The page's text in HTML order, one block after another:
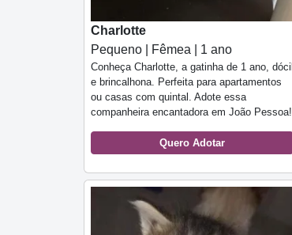
Charlotte
Pequeno | Fêmea | 1 ano
Conheça Charlotte, a gatinha de 1 ano, dócil
e brincalhona. Perfeita para apartamentos
ou casas com quintal. Adote essa
companheira encantadora em João Pessoa!
Quero Adotar